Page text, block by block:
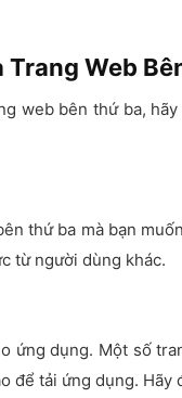
Web
web bên thứ ba,
thứ ba mà bạn
từ người dùng khác.
ứng dụng. Một số
để tải ứng dụng.